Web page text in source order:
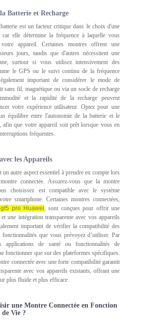
Batterie et Recharge
est un facteur critique dans le choix d'une
car elle détermine la fréquence à laquelle vous
votre appareil. Certaines montres offrent une
jours, tandis que d'autres nécessitent une
surtout si vous utilisez intensivement des
le GPS ou le suivi continu de la fréquence
important de considérer le mode de
sans fil, magnétique ou via un socle de recharge
et la rapidité de la recharge peuvent
votre expérience utilisateur. Optez pour une
équilibre entre l'autonomie de la batterie et le
afin que votre appareil soit prêt lorsque vous en
fréquentes.
les Appareils
autre aspect essentiel à prendre en compte lors
connectée. Assurez-vous que la montre
choisissez est compatible avec le système
smartphone. Certaines montres connectées,
pro Huawei, sont conçues pour offrir une
une intégration transparente avec vos appareils
important de vérifier la compatibilité des
fonctionnalités que vous prévoyez d’utiliser. Par
applications de santé ou fonctionnalités de
fonctionner que sur des plateformes spécifiques.
connectée avec une forte compatibilité garantit
avec vos appareils existants, offrant une
plus fluide et plus efficace.
une Montre Connectée en Fonction
Vie ?